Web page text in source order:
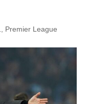
Premier League